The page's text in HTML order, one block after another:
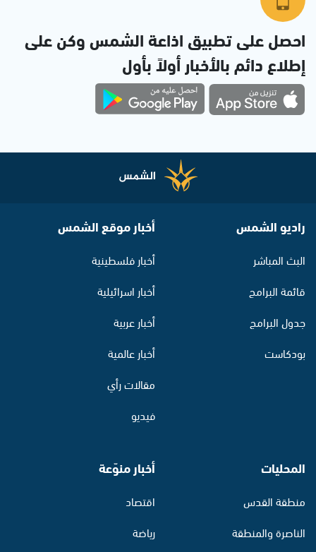
احصل على تطبيق اذاعة الشمس وكن على
إطلاع دائم بالأخبار أولاً بأول
راديو الشمس
البث المباشر
قائمة البرامج
جدول البرامج
بودكاست
أخبار موقع الشمس
أخبار فلسطينية
أخبار اسرائيلية
أخبار عربية
أخبار عالمية
مقالات رأي
فيديو
المحليات
منطقة القدس
الناصرة والمنطقة
أخبار منوّعة
اقتصاد
رياضة